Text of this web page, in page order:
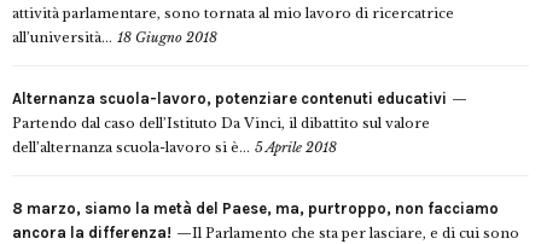
attività parlamentare, sono tornata al mio lavoro di ricercatrice
all’università... 18 Giugno 2018
Alternanza scuola-lavoro, potenziare contenuti educativi
Partendo dal caso dell’Istituto Da Vinci, il dibattito sul valore
dell’alternanza scuola-lavoro si è... 5 Aprile 2018
8 marzo, siamo la metà del Paese, ma, purtroppo, non facciamo
ancora la differenza!
Il Parlamento che sta per lasciare, e di cui sono